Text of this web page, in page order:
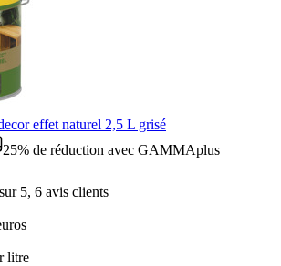
effet naturel 2,5 L grisé
25% de réduction avec GAMMAplus
5, 6 avis clients
litre